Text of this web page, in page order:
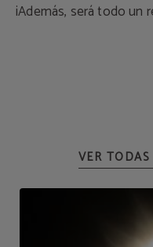
¡Además, será todo un